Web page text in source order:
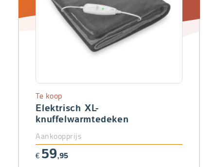
Elektrisch XL-
knuffelwarmtedeken
Te koop
Aankoopprijs
€ 59,95